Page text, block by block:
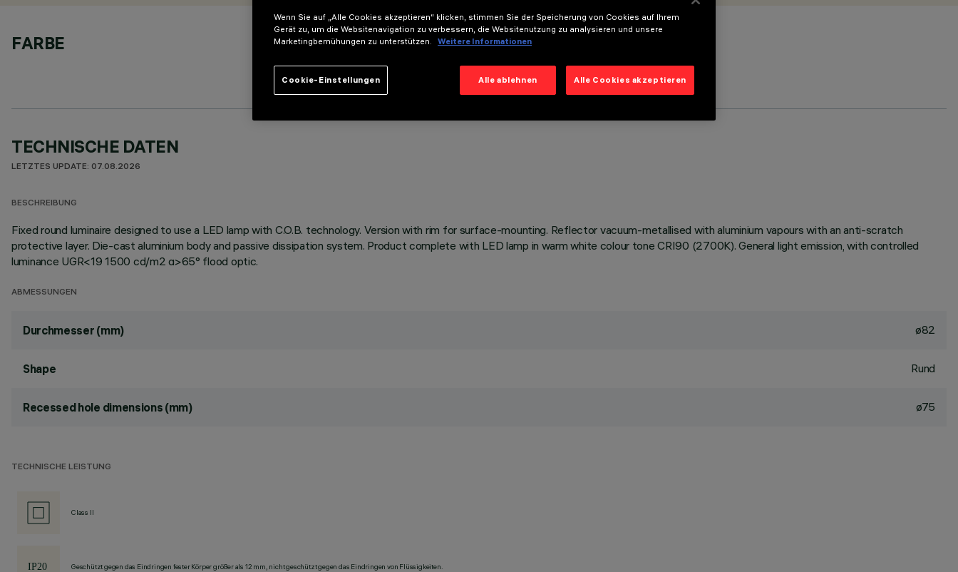
FARBE
TECHNISCHE DATEN
LETZTES UPDATE: 07.08.2026
BESCHREIBUNG
Fixed round luminaire designed to use a LED lamp with C.O.B. technology. Version with rim for surface-mounting. Reflector vacuum-metallised with aluminium vapours with an anti-scratch
protective layer. Die-cast aluminium body and passive dissipation system. Product complete with LED lamp in warm white colour tone CRI90 (2700K). General light emission, with controlled
luminance UGR<19 1500 cd/m2 α>65° flood optic.
ABMESSUNGEN
Durchmesser (mm) ø82
Shape Rund
Recessed hole dimensions (mm) ø75
TECHNISCHE LEISTUNG
Class II
Geschützt gegen das Eindringen fester Körper größer als 12 mm, nicht geschützt gegen das Eindringen von Flüssigkeiten.
Wenn Sie auf „Alle Cookies akzeptieren“ klicken, stimmen Sie der Speicherung von Cookies auf Ihrem
Gerät zu, um die Websitenavigation zu verbessern, die Websitenutzung zu analysieren und unsere
Marketingbemühungen zu unterstützen.
Weitere Informationen
Alle ablehnen Alle Cookies akzeptieren
Cookie-Einstellungen